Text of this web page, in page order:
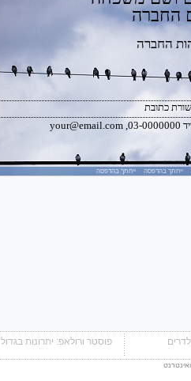
החברה
החברה
שורת כתובת
ייחתך בהדפסה ייחתך בהדפסה
פוסטר ורולאפ: יתרונות בגדול